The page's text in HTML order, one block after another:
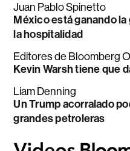
Juan Pablo Spinetto
México está ganando
la hospitalidad
Editores de Bloomberg
Kevin Warsh tiene que
Liam Denning
Un Trump acorralado
grandes petroleras